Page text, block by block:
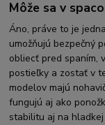
Môže sa v
Áno, práve to je
umožňujú bezpečný
obliecť pred spaním,
postieľky a zostať v
modelov majú
fungujú aj ako
stabilitu aj na